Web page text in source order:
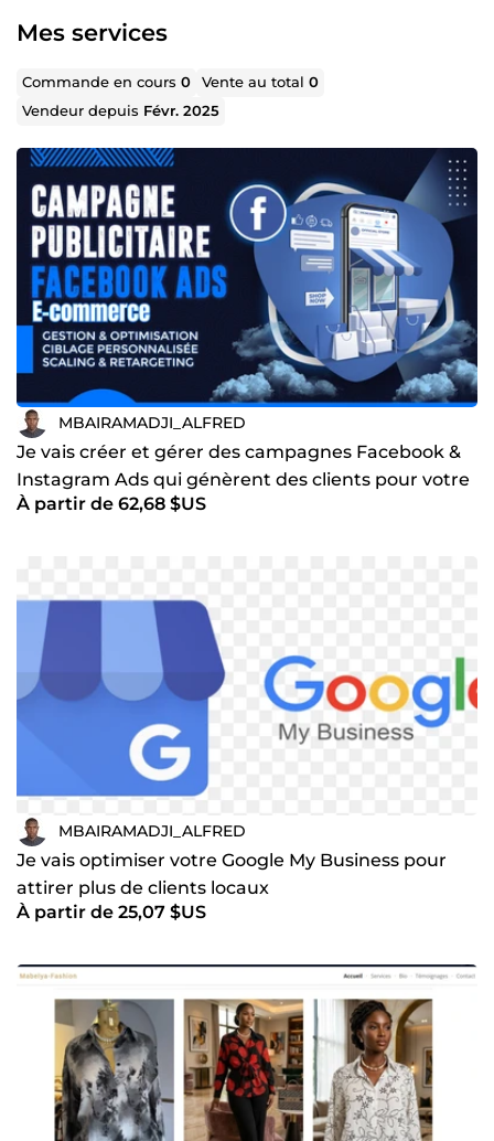
Mes services
Commande en cours0 Vente au total0
Vendeur depuis Févr. 2025
MBAIRAMADJI_ALFRED
Je vais créer et gérer des campagnes Facebook &
Instagram Ads qui génèrent des clients pour votre
business
À partir de 62,68 $US
MBAIRAMADJI_ALFRED
Je vais optimiser votre Google My Business pour
attirer plus de clients locaux
À partir de 25,07 $US